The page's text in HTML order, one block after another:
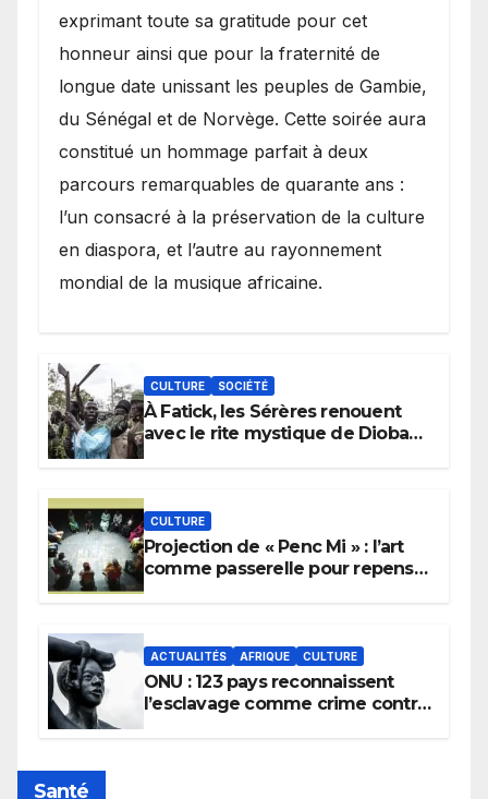
exprimant toute sa gratitude pour cet
honneur ainsi que pour la fraternité de
longue date unissant les peuples de Gambie,
du Sénégal et de Norvège. Cette soirée aura
constitué un hommage parfait à deux
parcours remarquables de quarante ans :
l’un consacré à la préservation de la culture
en diaspora, et l’autre au rayonnement
mondial de la musique africaine.
CULTURE SOCIÉTÉ
À Fatick, les Sérères renouent
avec le rite mystique de Diobaye
CULTURE
Projection de « Penc Mi » : l’art
comme passerelle pour repenser
ACTUALITÉS AFRIQUE CULTURE
ONU : 123 pays reconnaissent
l’esclavage comme crime contre
Santé